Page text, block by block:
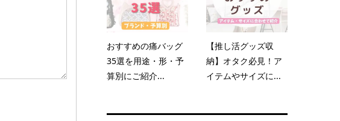
おすすめの痛バッグ
35選を用途・形・予
算別にご紹介...
【推し活グッズ収
納】オタク必見！ア
イテムやサイズに...